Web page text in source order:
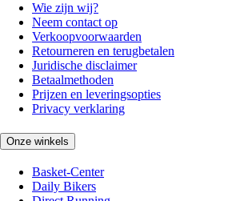
Wie zijn wij?
Neem contact op
Verkoopvoorwaarden
Retourneren en terugbetalen
Juridische disclaimer
Betaalmethoden
Prijzen en leveringsopties
Privacy verklaring
Onze winkels
Basket-Center
Daily Bikers